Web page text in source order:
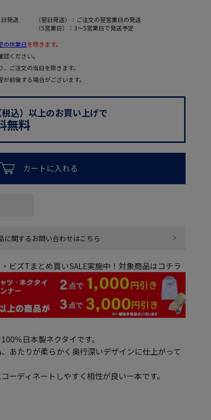
発送
（翌日発送）：ご注文の翌営業日の発送
（5営業日）：3～5営業日で発送予定
の休業日を除きます。
認ください。
ご注文の当日を除きます。
前後する場合がございます。
込）以上のお買い上げで
無料
カートに入れる
に関するお問い合わせはこちら
ビズTまとめ買いSALE実施中！対象商品はコチラ
％日本製ネクタイです。
あたりが柔らかく奥行深いデザインに仕上がって
ーディネートしやすく相性が良い一本です。